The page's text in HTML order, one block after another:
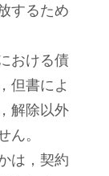
するため
おける債
但書によ
解除以外
ん。
は，契約